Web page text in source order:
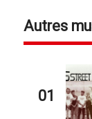
Autres
01